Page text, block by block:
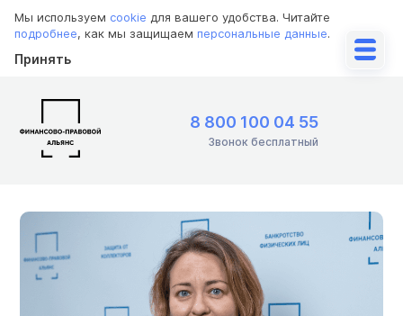
Мы используем cookie для вашего удобства. Читайте
подробнее, как мы защищаем персональные данные.
Принять
8 800 100 04 55
Звонок бесплатный